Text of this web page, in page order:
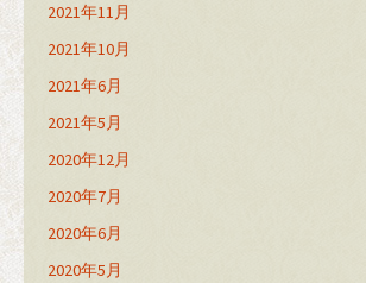
2021年11月
2021年10月
2021年6月
2021年5月
2020年12月
2020年7月
2020年6月
2020年5月